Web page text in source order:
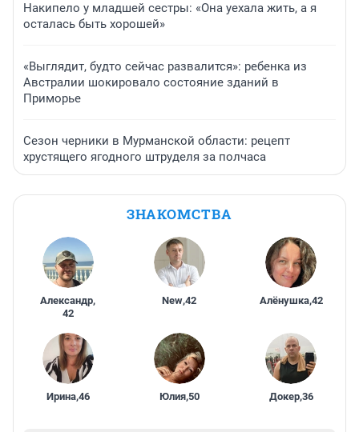
Накипело у младшей сестры: «Она уехала жить, а я
осталась быть хорошей»
«Выглядит, будто сейчас развалится»: ребенка из
Австралии шокировало состояние зданий в
Приморье
Сезон черники в Мурманской области: рецепт
хрустящего ягодного штруделя за полчаса
ЗНАКОМСТВА
Александр,
42
New,42 Алёнушка,42
Ирина,46 Юлия,50 Докер,36